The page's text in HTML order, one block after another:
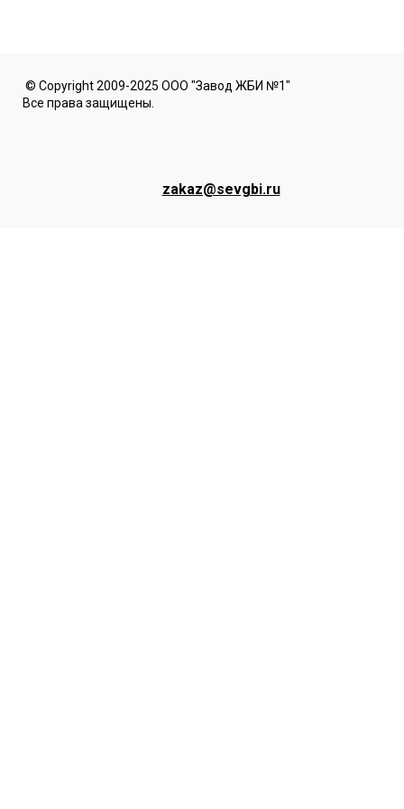
© Copyright 2009-2025 ООО "Завод ЖБИ №1"
Все права защищены.
zakaz@sevgbi.ru